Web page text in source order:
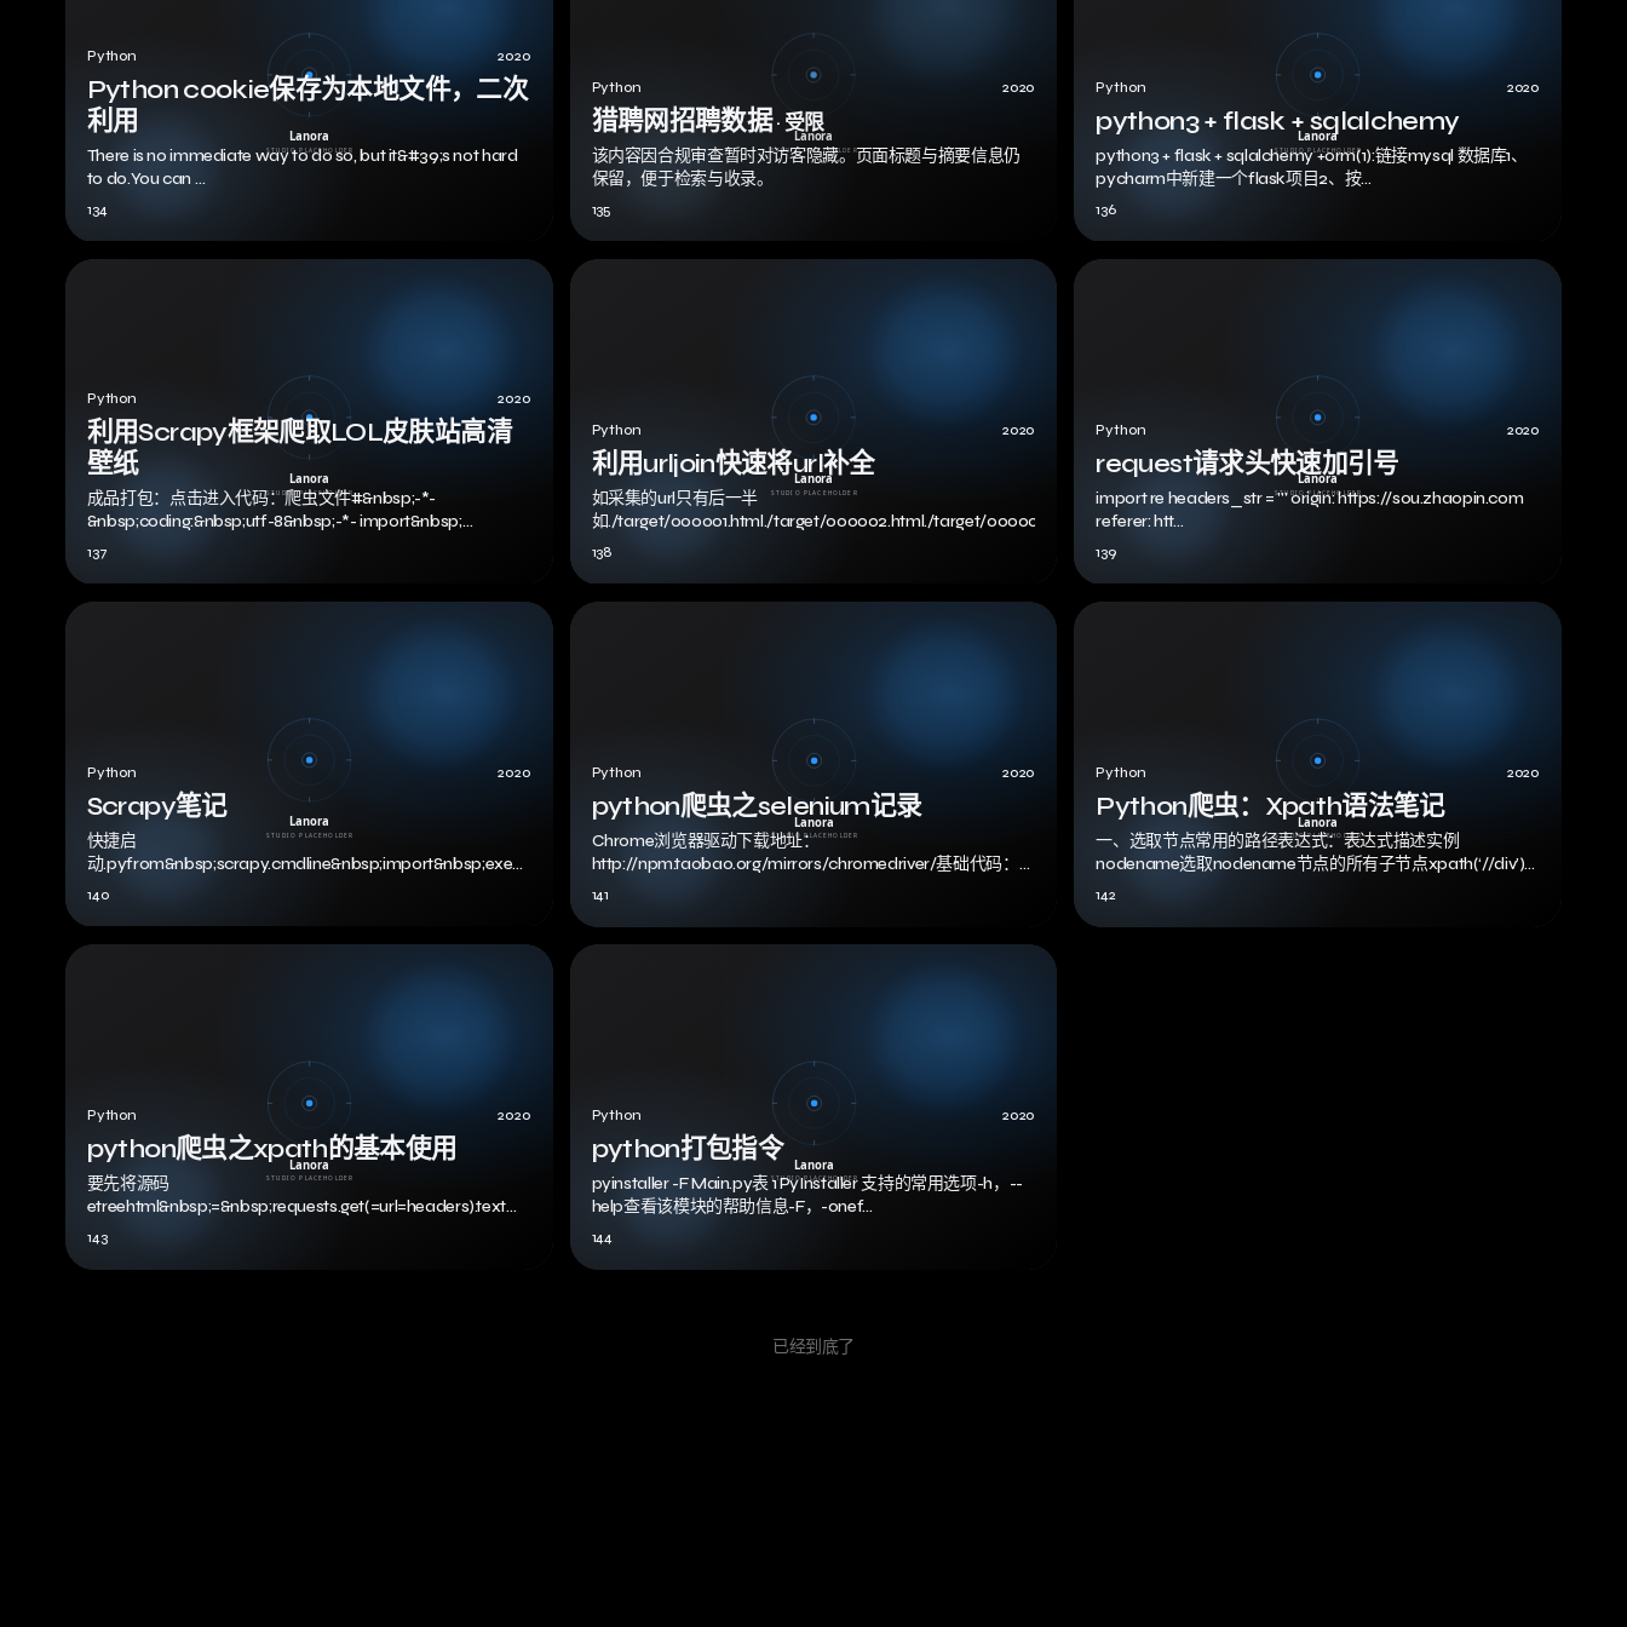
Python 2020
Python cookie保存为本地文件，二次
利用
There is no immediate way to do so, but it&#39;s not hard
to do.You can …
134
Python 2020
猎聘网招聘数据· 受限
该内容因合规审查暂时对访客隐藏。页面标题与摘要信息仍
保留，便于检索与收录。
135
Python 2020
python3 + flask + sqlalchemy
python3 + flask + sqlalchemy +orm(1):链接mysql 数据库1、
pycharm中新建一个flask项目2、按…
136
Python 2020
利用Scrapy框架爬取LOL皮肤站高清
壁纸
成品打包：点击进入代码：爬虫文件#&nbsp;-*-
&nbsp;coding:&nbsp;utf-8&nbsp;-*- import&nbsp;…
137
Python 2020
利用urljoin快速将url补全
如采集的url只有后一半
如./target/000001.html./target/000002.html./target/000003.htm…
138
Python 2020
request请求头快速加引号
import re headers_str = ''' origin: https://sou.zhaopin.com
referer: htt…
139
Python 2020
Scrapy笔记
快捷启
动.pyfrom&nbsp;scrapy.cmdline&nbsp;import&nbsp;execute
140
Python 2020
python爬虫之selenium记录
Chrome浏览器驱动下载地址：
http://npm.taobao.org/mirrors/chromedriver/基础代码：
141
Python 2020
Python爬虫：Xpath语法笔记
一、选取节点常用的路径表达式：表达式描述实例
nodename选取nodename节点的所有子节点xpath(‘//div’)
142
Python 2020
python爬虫之xpath的基本使用
要先将源码
etreehtml&nbsp;=&nbsp;requests.get(=url=headers).text
143
Python 2020
python打包指令
pyinstaller -F Main.py表 1 PyInstaller 支持的常用选项-h，--
help查看该模块的帮助信息-F，-onef…
144
已经到底了